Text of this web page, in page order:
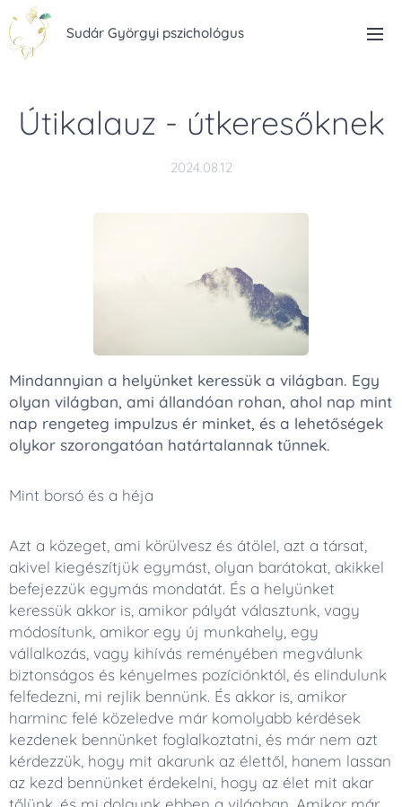
Sudár Györgyi pszichológus
Útikalauz - útkeresőknek
2024.08.12
Mindannyian a helyünket keressük a világban. Egy
olyan világban, ami állandóan rohan, ahol nap mint
nap rengeteg impulzus ér minket, és a lehetőségek
olykor szorongatóan határtalannak tűnnek.
Mint borsó és a héja
Azt a közeget, ami körülvesz és átölel, azt a társat,
akivel kiegészítjük egymást, olyan barátokat, akikkel
befejezzük egymás mondatát. És a helyünket
keressük akkor is, amikor pályát választunk, vagy
módosítunk, amikor egy új munkahely, egy
vállalkozás, vagy kihívás reményében megválunk
biztonságos és kényelmes pozíciónktól, és elindulunk
felfedezni, mi rejlik bennünk. És akkor is, amikor
harminc felé közeledve már komolyabb kérdések
kezdenek bennünket foglalkoztatni, és már nem azt
kérdezzük, hogy mit akarunk az élettől, hanem lassan
az kezd bennünket érdekelni, hogy az élet mit akar